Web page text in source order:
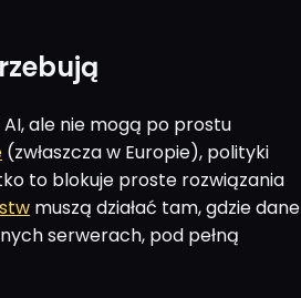
ale nie mogą po prostu
(zwłaszcza w Europie), polityki
to blokuje proste rozwiązania
muszą działać tam, gdzie dane
serwerach, pod pełną